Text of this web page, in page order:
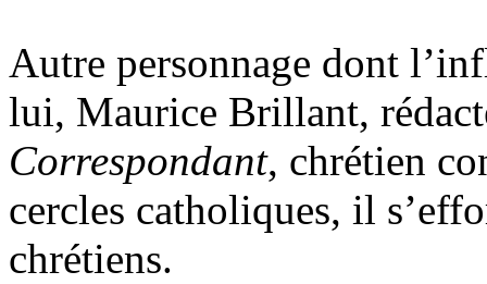
Autre personnage dont
lui, Maurice Brillant,
Correspondant, chrétien
cercles catholiques, il
chrétiens.